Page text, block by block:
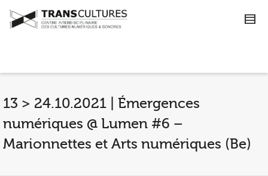
13 > 24.10.2021 | Émergences
numériques @ Lumen #6 –
Marionnettes et Arts numériques (Be)